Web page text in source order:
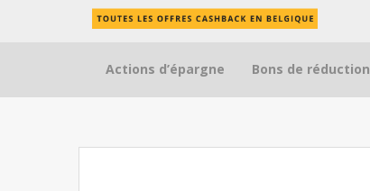
Skip to content
Actions d’épargne Bons de réduction